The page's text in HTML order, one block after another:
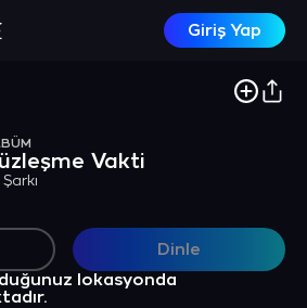
Giriş Yap
Vakti
Şarkı
Dinle
lokasyonda